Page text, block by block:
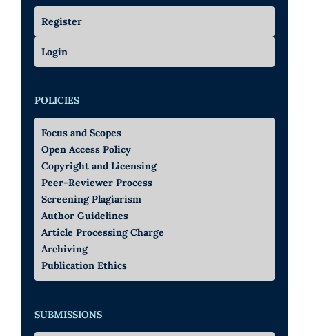
Register
Login
POLICIES
Focus and Scopes
Open Access Policy
Copyright and Licensing
Peer-Reviewer Process
Screening Plagiarism
Author Guidelines
Article Processing Charge
Archiving
Publication Ethics
SUBMISSIONS